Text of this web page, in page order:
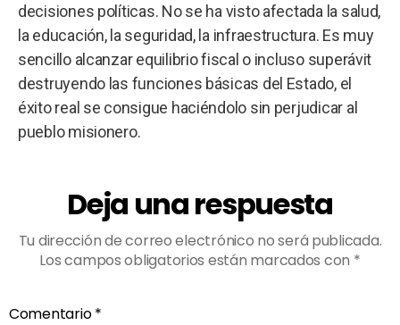
decisiones políticas. No se ha visto afectada la salud,
la educación, la seguridad, la infraestructura. Es muy
sencillo alcanzar equilibrio fiscal o incluso superávit
destruyendo las funciones básicas del Estado, el
éxito real se consigue haciéndolo sin perjudicar al
pueblo misionero.
Deja una respuesta
Tu dirección de correo electrónico no será publicada.
Los campos obligatorios están marcados con *
Comentario*